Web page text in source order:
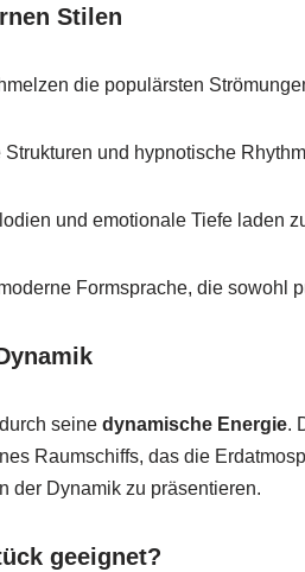
Stilen
die populärsten
Strukturen und hypnotische
und emotionale Tiefe laden
Formsprache, die sowohl
durch seinedynamische Energie.
Raumschiffs, das die
der Dynamik zu präsentieren.
geeignet?